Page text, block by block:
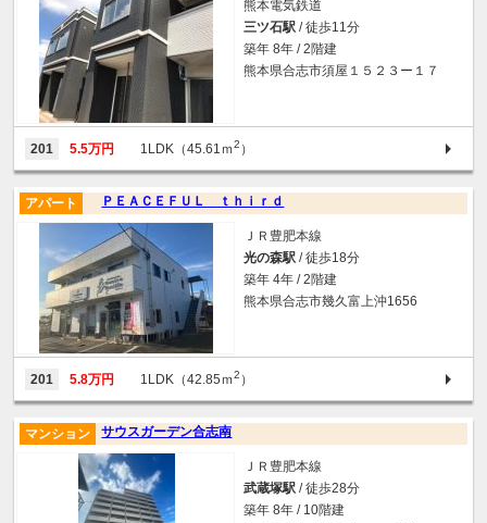
熊本電気鉄道
三ツ石駅 / 徒歩11分
築年 8年 / 2階建
熊本県合志市須屋１５２３ー１７
201 5.5万円 1LDK（45.61ｍ2 ）
ＰＥＡＣＥＦＵＬ ｔｈｉｒｄ
アパート
ＪＲ豊肥本線
光の森駅 / 徒歩18分
築年 4年 / 2階建
熊本県合志市幾久富上沖1656
201 5.8万円 1LDK（42.85ｍ2 ）
サウスガーデン合志南
マンション
ＪＲ豊肥本線
武蔵塚駅 / 徒歩28分
築年 8年 / 10階建